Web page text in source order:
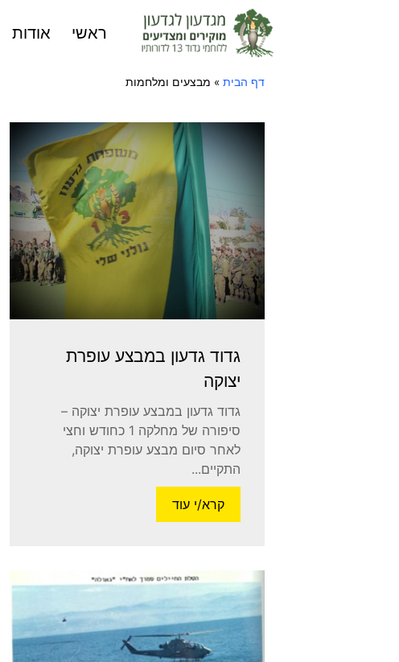
ראשי אודות
דף הבית » מבצעים ומלחמות
גדוד גדעון במבצע עופרת
יצוקה
גדוד גדעון במבצע עופרת יצוקה –
סיפורה של מחלקה 1 כחודש וחצי
לאחר סיום מבצע עופרת יצוקה,
התקיים...
קרא/י עוד